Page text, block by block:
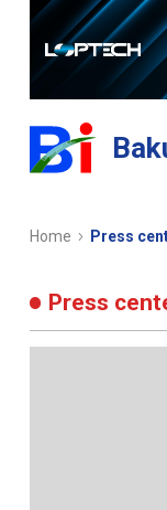
Home Press
Press